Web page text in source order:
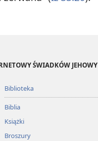
ŚWIADKÓW JEHOWY
Biblioteka
Biblia
Książki
Broszury